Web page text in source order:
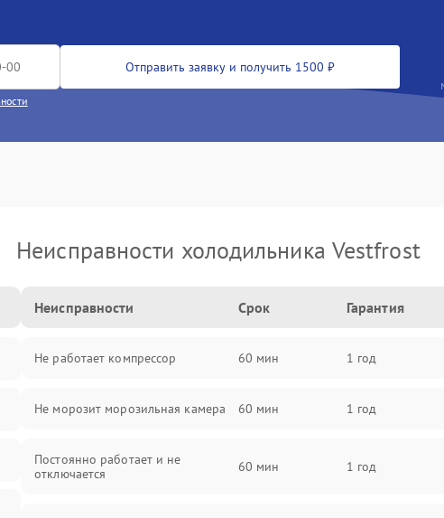
Отправить заявку и получить 1500 ₽
Неисправности холодильника Vestfrost
Неисправности Срок Гарантия
Не работает компрессор 60 мин 1 год
Не морозит морозильная камера 60 мин 1 год
Постоянно работает и не
отключается
60 мин 1 год